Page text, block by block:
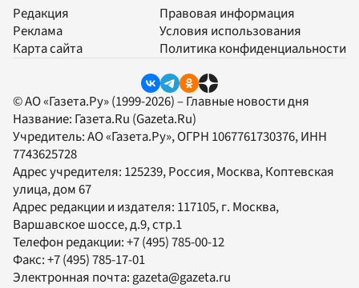
Редакция
Реклама
Карта сайта
Правовая информация
Условия использования
Политика конфиденциальности
© АО «Газета.Ру» (1999-2026) – Главные новости дня
Название: Газета.Ru (Gazeta.Ru)
Учредитель:АО «Газета.Ру», ОГРН 1067761730376, ИНН
7743625728
Адрес учредителя: 125239, Россия, Москва, Коптевская
улица, дом 67
Адрес редакции и издателя: 117105, г. Москва,
Варшавское шоссе, д.9, стр.1
Телефон редакции:+7 (495) 785-00-12
Факс:+7 (495) 785-17-01
Электронная почта:gazeta@gazeta.ru